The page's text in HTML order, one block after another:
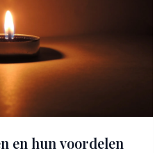
en hun voordelen